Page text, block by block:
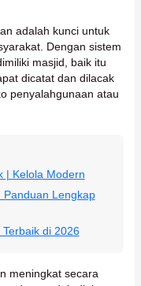
adalah kunci untuk
Dengan sistem
masjid, baik itu
dicatat dan dilacak
penyalahgunaan atau
| Kelola Modern
Panduan Lengkap
di 2026
meningkat secara